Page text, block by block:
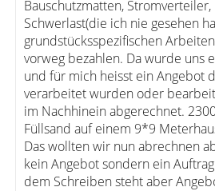
Bauschutzmatten, Stromverteiler,
Schwerlast(die ich nie gesehen
grundstücksspezifischen
vorweg bezahlen. Da wurde uns
und für mich heisst ein Angebot
verarbeitet wurden oder
im Nachhinein abgerechnet.
Füllsand auf einem 9*9
Das wollten wir nun abrechnen
kein Angebot sondern ein
dem Schreiben steht aber